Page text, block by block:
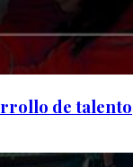
de talento